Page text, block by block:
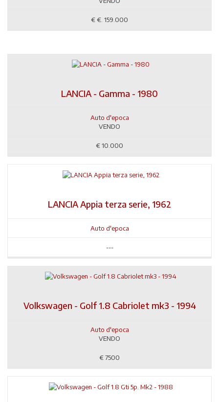
€€. 159.000
LANCIA - Gamma - 1980
Auto d'epoca
VENDO
€10.000
LANCIA Appia terza serie, 1962
Auto d'epoca
---
Volkswagen - Golf 1.8 Cabriolet mk3 - 1994
Auto d'epoca
VENDO
€7500